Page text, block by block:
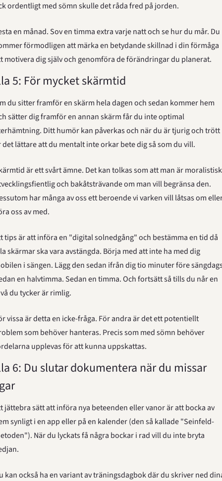
ordentligt med sömn skulle det råda fred på jorden.
en månad. Sov en timma extra varje natt och se hur du mår. Du
förmodligen att märka en betydande skillnad i din förmåga
motivera dig själv och genomföra de förändringar du planerat.
5: För mycket skärmtid
du sitter framför en skärm hela dagen och sedan kommer hem
sätter dig framför en annan skärm får du inte optimal
Ditt humör kan påverkas och när du är tjurig och trött
det lättare att du mentalt inte orkar bete dig så som du vill.
är ett svårt ämne. Det kan tolkas som att man är
och bakåtsträvande om man vill begränsa den.
har många av oss ett beroende vi varken vill låtsas om
oss av med.
tips är att införa en "digital solnedgång" och bestämma en tid då
skärmar ska vara avstängda. Börja med att inte ha med dig
i sängen. Lägg den sedan ifrån dig tio minuter före
en halvtimma. Sedan en timma. Och fortsätt så tills du når en
du tycker är rimlig.
vissa är detta en icke-fråga. För andra är det ett potentiellt
som behöver hanteras. Precis som med sömn behöver
upplevas för att kunna uppskattas.
6: Du slutar dokumentera när du missar
jättebra sätt att införa nya beteenden eller vanor är att bocka av
synligt i en app eller på en kalender (den så kallade "Seinfeld-
När du lyckats få några bockar i rad vill du inte bryta
kan också ha en variant av träningsdagbok där du skriver ned